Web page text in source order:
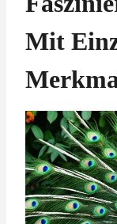
Mit